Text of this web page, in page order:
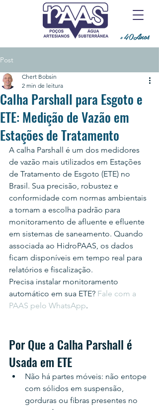
+40Anos
Post
Calha Parshall para Esgoto e
ETE: Medição de Vazão em
Estações de Tratamento
Chert Bobsin
2 min de leitura
A calha Parshall é um dos medidores
de vazão mais utilizados em Estações
de Tratamento de Esgoto (ETE) no
Brasil. Sua precisão, robustez e
conformidade com normas ambientais
a tornam a escolha padrão para
monitoramento de afluente e efluente
em sistemas de saneamento. Quando
associada ao HidroPAAS, os dados
ficam disponíveis em tempo real para
relatórios e fiscalização.
Precisa instalar monitoramento
automático em sua ETE? Fale com a
PAAS pelo WhatsApp.
Por Que a Calha Parshall é
Usada em ETE
Não há partes móveis: não entope
com sólidos em suspensão,
gorduras ou fibras presentes no